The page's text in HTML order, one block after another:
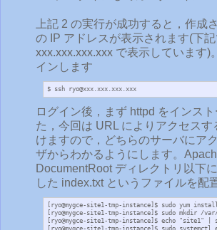
上記 2 の実行が成功すると，作成
の IP アドレスが表示されます(下
xxx.xxx.xxx.xxx で表示しています)
インします
$ ssh ryo@xxx.xxx.xxx.xxx
ログイン後，まず httpd をインス
た，今回は URL によりアクセスす
けますので，どちらのサーバにア
ザからわかるようにします。
DocumentRoot ディレクトリ以下
した index.txt というファイルを配
[ryo@mygce-site1-tmp-instance]$ sudo yum
[ryo@mygce-site1-tmp-instance]$ sudo mkdir /
[ryo@mygce-site1-tmp-instance]$ echo "site1"